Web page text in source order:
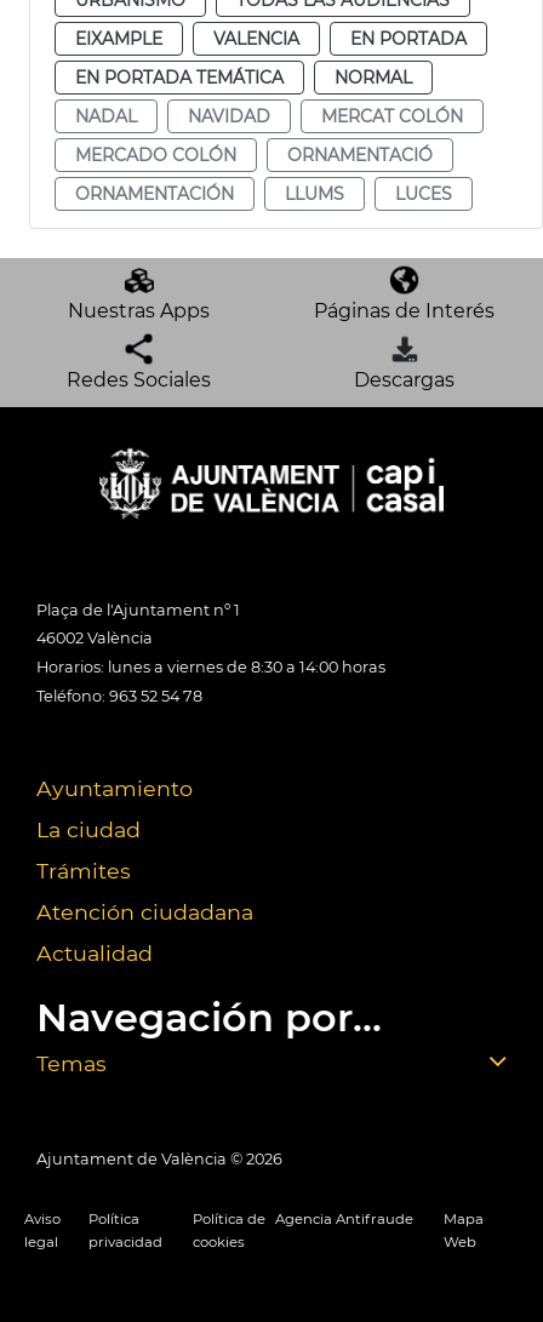
EIXAMPLE
VALENCIA
EN PORTADA
EN PORTADA TEMÁTICA
NORMAL
NADAL
NAVIDAD
MERCAT COLÓN
MERCADO COLÓN
ORNAMENTACIÓ
ORNAMENTACIÓN
LLUMS LUCES
Nuestras Apps Páginas de Interés
Redes Sociales Descargas
Plaça de l'Ajuntament nº 1
46002 València
Horarios: lunes a viernes de 8:30 a 14:00 horas
Teléfono: 963 52 54 78
Ayuntamiento
La ciudad
Trámites
Atención ciudadana
Actualidad
Navegación por...
Temas
Ajuntament de València © 2026
Aviso
legal
Política
privacidad
Política de
cookies
Agencia Antifraude
Mapa
Web